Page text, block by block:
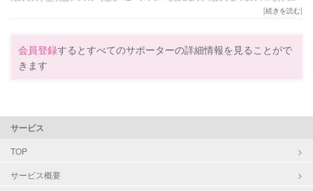
[続きを読む]
会員登録するとすべてのサポーターの詳細情報を見ることがで
きます
サービス
TOP
サービス概要